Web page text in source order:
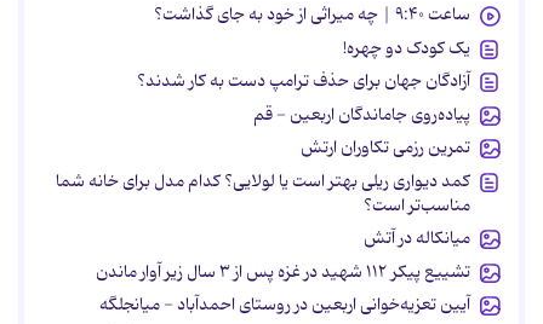
ساعت ۹:۴۰ | چه میراثی از خود به جای گذاشت؟
یک کودک دو چهره!
آزادگان جهان برای حذف ترامپ دست به کار شدند؟
پیاده‌روی جاماندگان اربعین - قم
تمرین رزمی تکاوران ارتش
کمد دیواری ریلی بهتر است یا لولایی؟ کدام مدل برای خانه شما
مناسب‌تر است؟
میانکاله در آتش
تشییع پیکر ۱۱۲ شهید در غزه پس از ۳ سال زیر آوار ماندن
آیین تعزیه‌خوانی اربعین در روستای احمدآباد - میانجلگه